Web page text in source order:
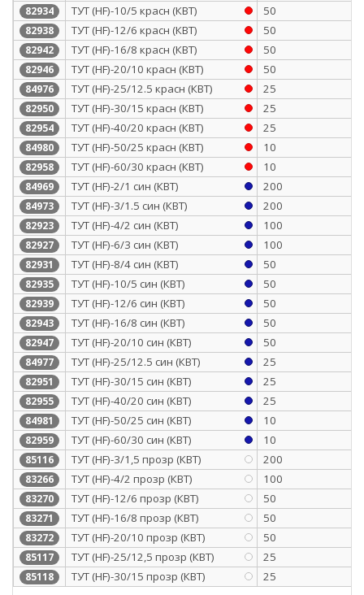
82934 ТУТ (HF)-10/5 красн (КВТ) 50
82938 ТУТ (HF)-12/6 красн (КВТ) 50
82942 ТУТ (HF)-16/8 красн (КВТ) 50
82946 ТУТ (HF)-20/10 красн (КВТ) 50
84976 ТУТ (HF)-25/12.5 красн (КВТ) 25
82950 ТУТ (HF)-30/15 красн (КВТ) 25
82954 ТУТ (HF)-40/20 красн (КВТ) 25
84980 ТУТ (HF)-50/25 красн (КВТ) 10
82958 ТУТ (HF)-60/30 красн (КВТ) 10
84969 ТУТ (HF)-2/1 син (КВТ) 200
84973 ТУТ (HF)-3/1.5 син (КВТ) 200
82923 ТУТ (HF)-4/2 син (КВТ) 100
82927 ТУТ (HF)-6/3 син (КВТ) 100
82931 ТУТ (HF)-8/4 син (КВТ) 50
82935 ТУТ (HF)-10/5 син (КВТ) 50
82939 ТУТ (HF)-12/6 син (КВТ) 50
82943 ТУТ (HF)-16/8 син (КВТ) 50
82947 ТУТ (HF)-20/10 син (КВТ) 50
84977 ТУТ (HF)-25/12.5 син (КВТ) 25
82951 ТУТ (HF)-30/15 син (КВТ) 25
82955 ТУТ (HF)-40/20 син (КВТ) 25
84981 ТУТ (HF)-50/25 син (КВТ) 10
82959 ТУТ (HF)-60/30 син (КВТ) 10
85116 ТУТ (HF)-3/1,5 прозр (КВТ) 200
83266 ТУТ (HF)-4/2 прозр (КВТ) 100
83270 ТУТ (HF)-12/6 прозр (КВТ) 50
83271 ТУТ (HF)-16/8 прозр (КВТ) 50
83272 ТУТ (HF)-20/10 прозр (КВТ) 50
85117 ТУТ (HF)-25/12,5 прозр (КВТ) 25
85118 ТУТ (HF)-30/15 прозр (КВТ) 25